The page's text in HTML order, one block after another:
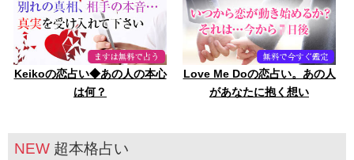
Keikoの恋占い◆あの人の本心
は何？
Love Me Doの恋占い。あの人
があなたに抱く想い
NEW 超本格占い